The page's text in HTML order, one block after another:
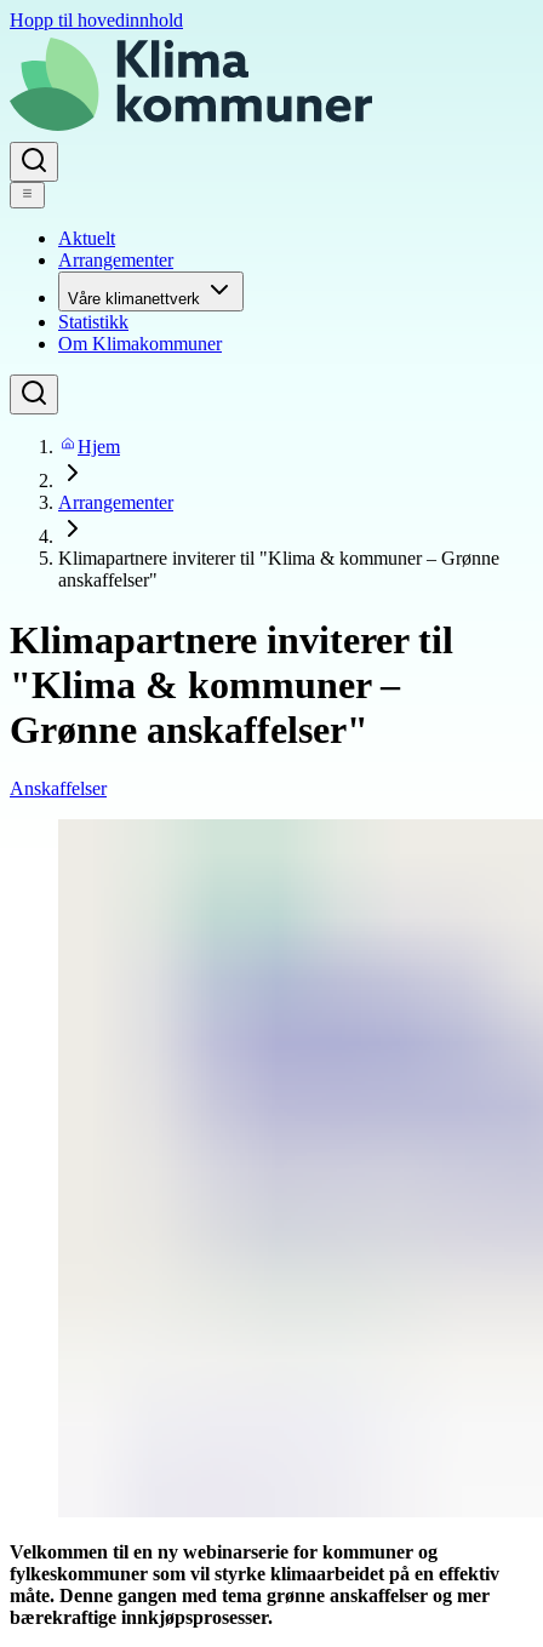
Hopp til hovedinnhold
Aktuelt
Arrangementer
Våre klimanettverk
Statistikk
Om Klimakommuner
Hjem
Arrangementer
Klimapartnere inviterer til "Klima & kommuner – Grønne
anskaffelser"
Klimapartnere inviterer til
"Klima & kommuner –
Grønne anskaffelser"
Anskaffelser
Velkommen til en ny webinarserie for kommuner og
fylkeskommuner som vil styrke klimaarbeidet på en effektiv
måte. Denne gangen med tema grønne anskaffelser og mer
bærekraftige innkjøpsprosesser.